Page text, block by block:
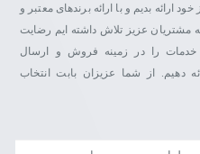
ارائه بدیم و با ارائه برندهای معتبر و
مشتریان عزیز تلاش داشته ایم رضایت
خدمات را در زمینه فروش و ارسال
دهیم. از شما عزیزان بابت انتخاب